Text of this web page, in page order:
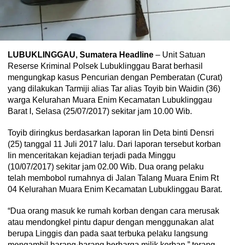
LUBUKLINGGAU, Sumatera Headline – Unit Satuan
Reserse Kriminal Polsek Lubuklinggau Barat berhasil
mengungkap kasus Pencurian dengan Pemberatan (Curat)
yang dilakukan Tarmiji alias Tar alias Toyib bin Waidin (36)
warga Kelurahan Muara Enim Kecamatan Lubuklinggau
Barat I, Selasa (25/07/2017) sekitar jam 10.00 Wib.
Toyib diringkus berdasarkan laporan Iin Deta binti Densri
(25) tanggal 11 Juli 2017 lalu. Dari laporan tersebut korban
Iin menceritakan kejadian terjadi pada Minggu
(10/07/2017) sekitar jam 02.00 Wib. Dua orang pelaku
telah membobol rumahnya di Jalan Talang Muara Enim Rt
04 Kelurahan Muara Enim Kecamatan Lubuklinggau Barat.
“Dua orang masuk ke rumah korban dengan cara merusak
atau mendongkel pintu dapur dengan menggunakan alat
berupa Linggis dan pada saat terbuka pelaku langsung